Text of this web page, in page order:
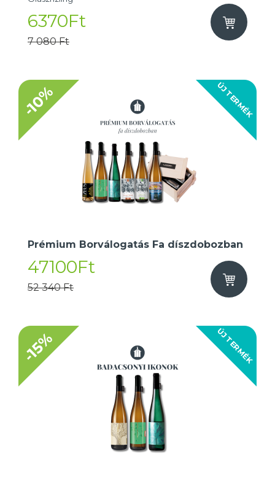
6370Ft
7 080 Ft
ÚJ TERMÉK
-10%
Prémium Borválogatás Fa díszdobozban
47100Ft
52 340 Ft
ÚJ TERMÉK
-15%